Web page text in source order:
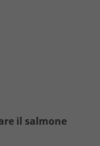
il salmone